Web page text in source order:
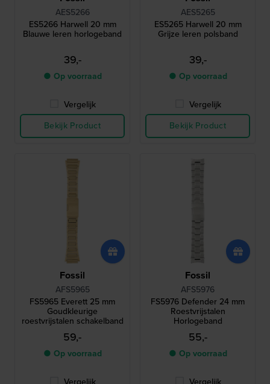
AES5266
ES5266 Harwell 20 mm
Blauwe leren horlogeband
39,-
● Op voorraad
Vergelijk
Bekijk Product
AES5265
ES5265 Harwell 20 mm
Grijze leren polsband
39,-
● Op voorraad
Vergelijk
Bekijk Product
Fossil
AFS5965
FS5965 Everett 25 mm
Goudkleurige
roestvrijstalen schakelband
59,-
● Op voorraad
Fossil
AFS5976
FS5976 Defender 24 mm
Roestvrijstalen
Horlogeband
55,-
● Op voorraad